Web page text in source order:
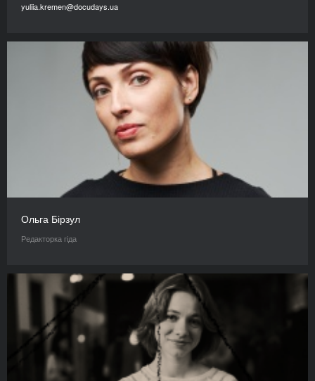
yuliia.kremen@docudays.ua
Ольга Бірзул
Редакторка гіда